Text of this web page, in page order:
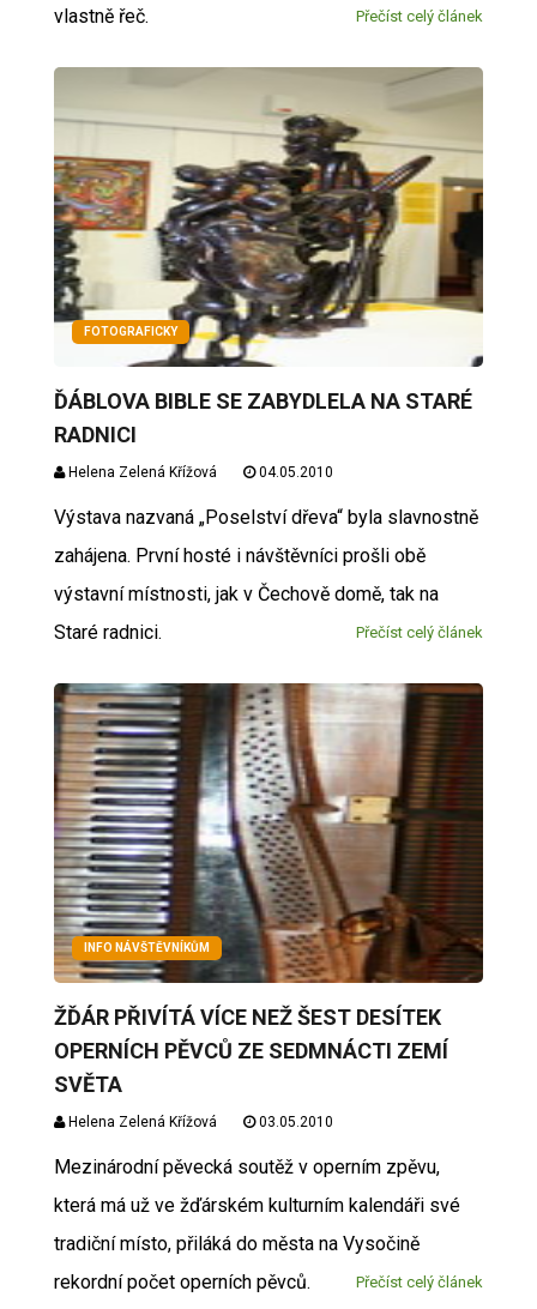
vlastně řeč.
Přečíst celý článek
FOTOGRAFICKY
ĎÁBLOVA BIBLE SE ZABYDLELA NA STARÉ
RADNICI
Helena Zelená Křížová 04.05.2010
Výstava nazvaná „Poselství dřeva“ byla slavnostně
zahájena. První hosté i návštěvníci prošli obě
výstavní místnosti, jak v Čechově domě, tak na
Staré radnici.
Přečíst celý článek
INFO NÁVŠTĚVNÍKŮM
ŽĎÁR PŘIVÍTÁ VÍCE NEŽ ŠEST DESÍTEK
OPERNÍCH PĚVCŮ ZE SEDMNÁCTI ZEMÍ
SVĚTA
Helena Zelená Křížová 03.05.2010
Mezinárodní pěvecká soutěž v operním zpěvu,
která má už ve žďárském kulturním kalendáři své
tradiční místo, přiláká do města na Vysočině
rekordní počet operních pěvců.
Přečíst celý článek